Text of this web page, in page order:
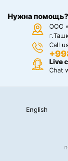
Нужна помощь?
ООО
Call
Live
Chat
English